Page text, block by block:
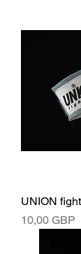
UNION
Ár
10,00 GBP